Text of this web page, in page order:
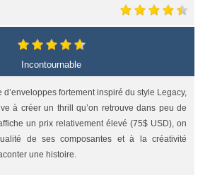
Incontournable
d’enveloppes fortement inspiré du style Legacy,
à créer un thrill qu’on retrouve dans peu de
un prix relativement élevé (75$ USD), on
de ses composantes et à la créativité
une histoire.